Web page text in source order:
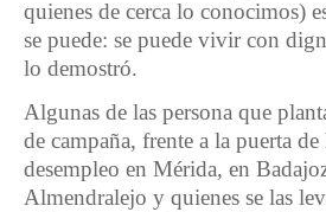
quienes de cerca lo conocimos)
se puede: se puede vivir con
lo demostró.
Algunas de las persona que
de campaña, frente a la puerta
desempleo en Mérida, en
Almendralejo y quienes se las